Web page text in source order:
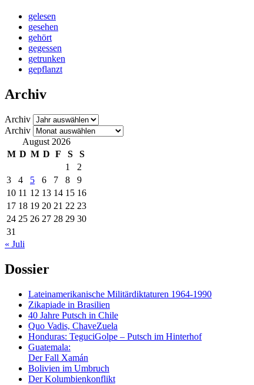
gelesen
gesehen
gehört
gegessen
getrunken
gepflanzt
Archiv
Archiv
Archiv
August 2026
M D M D F S
S
1
2
3
4 5 6 7 8
9
10 11 12 13 14 15 16
17 18 19 20 21 22 23
24 25 26 27 28 29 30
31
« Juli
Dossier
Lateinamerikanische Militärdiktaturen 1964-1990
Zikapiade in Brasilien
40 Jahre Putsch in Chile
Quo Vadis, ChaveZuela
Honduras: TeguciGolpe – Putsch im Hinterhof
Guatemala:
Der Fall Xamán
Bolivien im Umbruch
Der Kolumbienkonflikt